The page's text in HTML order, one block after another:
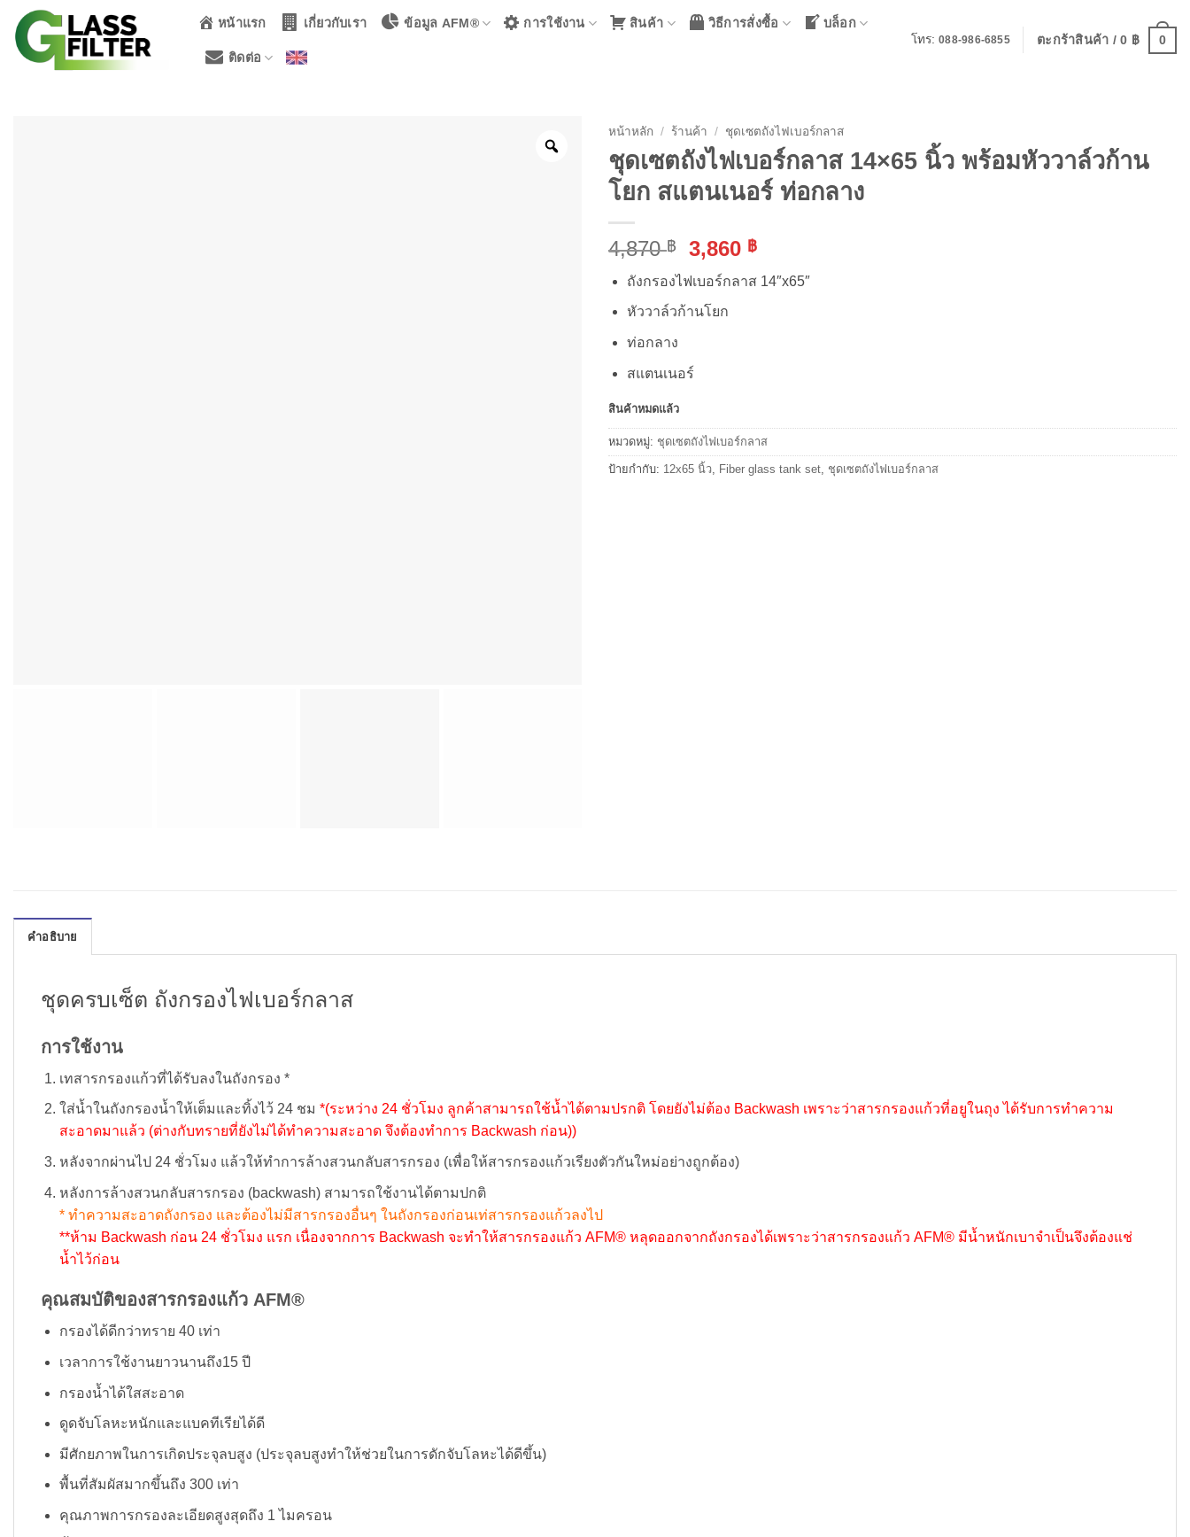
หน้าแรก เกี่ยวกับเรา ข้อมูล AFM® การใช้งาน สินค้า วิธีการสั่งซื้อ บล็อก
ติดต่อ
โทร:088-986-6855 ตะกร้าสินค้า /0 ฿ 0
หน้าหลัก / ร้านค้า / ชุดเซตถังไฟเบอร์กลาส
ชุดเซตถังไฟเบอร์กลาส 14×65 นิ้ว พร้อมหัววาล์วก้าน
โยก สแตนเนอร์ ท่อกลาง
4,870฿
Original
price
was:
4,870 ฿.
3,860 ฿Current
is:
ถังกรองไฟเบอร์กลาส 14″x65″
หัววาล์วก้านโยก
ท่อกลาง
สแตนเนอร์
สินค้าหมดแล้ว
หมวดหมู่: ชุดเซตถังไฟเบอร์กลาส
ป้ายกำกับ: 12x65 นิ้ว, Fiber glass tank set, ชุดเซตถังไฟเบอร์กลาส
คำอธิบาย
ชุดครบเซ็ต ถังกรองไฟเบอร์กลาส
การใช้งาน
เทสารกรองแก้วที่ได้รับลงในถังกรอง *
ใส่น้ำในถังกรองน้ำให้เต็มและทิ้งไว้ 24 ชม *(ระหว่าง 24 ชั่วโมง ลูกค้าสามารถใช้น้ำได้ตามปรกติ โดยยังไม่ต้อง Backwash เพราะว่าสารกรองแก้วที่อยูในถุง ได้รับการทำความ
สะอาดมาแล้ว (ต่างกับทรายที่ยังไม่ได้ทำความสะอาด จึงต้องทำการ Backwash ก่อน))
หลังจากผ่านไป 24 ชั่วโมง แล้วให้ทำการล้างสวนกลับสารกรอง (เพื่อให้สารกรองแก้วเรียงตัวกันใหม่อย่างถูกต้อง)
หลังการล้างสวนกลับสารกรอง (backwash) สามารถใช้งานได้ตามปกติ
* ทำความสะอาดถังกรอง และต้องไม่มีสารกรองอื่นๆ ในถังกรองก่อนเท่สารกรองแก้วลงไป
**ห้าม Backwash ก่อน 24 ชั่วโมง แรก เนื่องจากการ Backwash จะทำให้สารกรองแก้ว AFM® หลุดออกจากถังกรองได้เพราะว่าสารกรองแก้ว AFM® มีน้ำหนักเบาจำเป็นจึงต้องแช่
น้ำไว้ก่อน
คุณสมบัติของสารกรองแก้ว AFM®
กรองได้ดีกว่าทราย 40 เท่า
เวลาการใช้งานยาวนานถึง15 ปี
กรองน้ำได้ใสสะอาด
ดูดจับโลหะหนักและแบคทีเรียได้ดี
มีศักยภาพในการเกิดประจุลบสูง (ประจุลบสูงทำให้ช่วยในการดักจับโลหะได้ดีขึ้น)
พื้นที่สัมผัสมากขึ้นถึง 300 เท่า
คุณภาพการกรองละเอียดสูงสุดถึง 1 ไมครอน